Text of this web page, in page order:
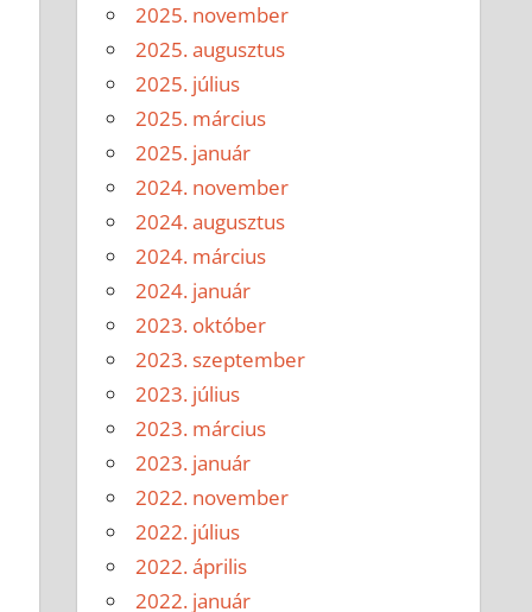
2025. november
2025. augusztus
2025. július
2025. március
2025. január
2024. november
2024. augusztus
2024. március
2024. január
2023. október
2023. szeptember
2023. július
2023. március
2023. január
2022. november
2022. július
2022. április
2022. január